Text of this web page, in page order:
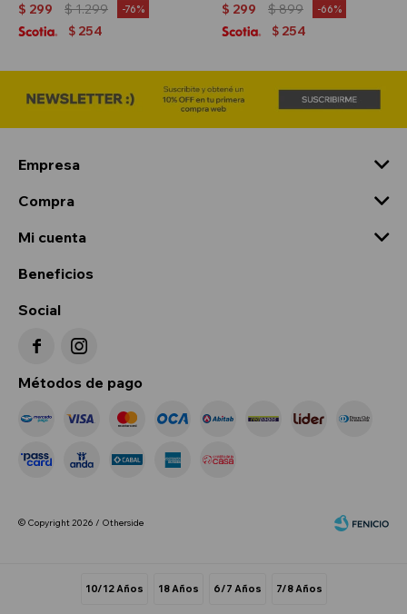
10/12 Años 18 Años 6/7 Años 7/8 Años
$ 299 $1.299 76
$ 254
$ 299 $899 66
$ 254
Empresa
Compra
Mi cuenta
Beneficios
Social
 
Métodos de pago
© Copyright 2026 / Otherside